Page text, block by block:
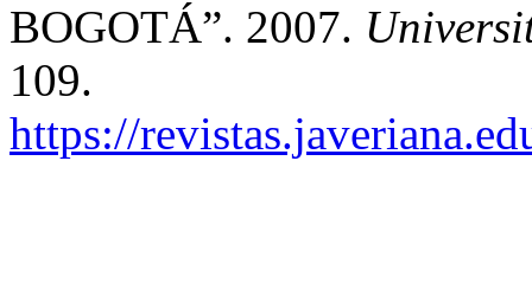
BOGOTÁ”. 2007.
109.
https://